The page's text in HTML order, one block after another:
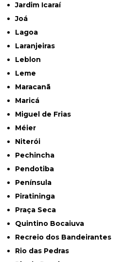
Jardim Icaraí
Joá
Lagoa
Laranjeiras
Leblon
Leme
Maracanã
Maricá
Miguel de Frias
Méier
Niterói
Pechincha
Pendotiba
Península
Piratininga
Praça Seca
Quintino Bocaiuva
Recreio dos Bandeirantes
Rio das Pedras